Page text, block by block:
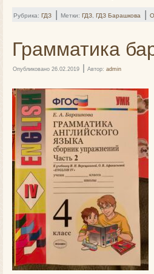
Рубрика: ГДЗ | Метки: ГДЗ ГДЗ Барашкова |
Грамматика
Опубликовано 26.02.2019 | Автор: admin